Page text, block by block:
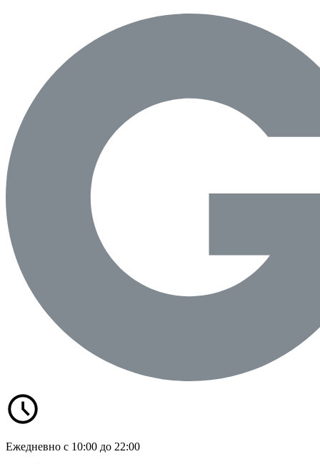
Ежедневно с 10:00 до 22:00